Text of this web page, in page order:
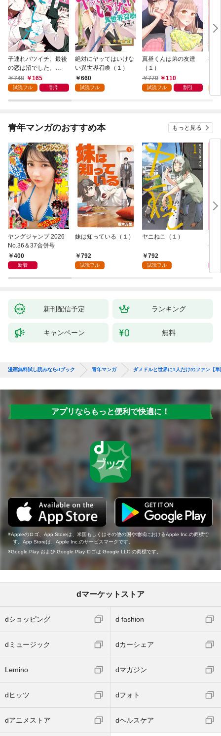
子連れバツイチ、最後
の恋は沼でした。
（１）
748 165
試読フル 割引
絶対にヤッてはいけな
い異世界召喚（１）
660
試読フル
真昼くんは弟の友達
（１）
770
110
試読フル 割引
神
青年マンガのおすすめ本 もっと見る
ヤングジャンプ 2026
No.36＆37合併号
400
新着
妹は知っている（１）
792
試読フル
ヤニねこ（１）
792
試読フル
6・
新刊配信予定 ランキング
キャンペーン 無料
漫画無料試し読みならdブック 青年マンガ ダメドルと世界に1人だけのファン【
アプリならもっと便利で快適に！
Appleのロゴ、App Storeは、米国もしくはその他の国や地域におけるApple Inc.の商標で
す。App Storeは、Apple Inc.のサービスマークです。
Google Play および Google Play ロゴは Google LLC の商標です。
dマーケットストア
dショッピング d fashion
dミュージック dカーシェア
Lemino dマガジン
dヒッツ dフォト
dアニメストア dヘルスケア